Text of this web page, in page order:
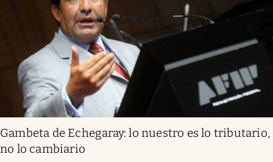
Gambeta de Echegaray: lo nuestro es lo tributario,
no lo cambiario